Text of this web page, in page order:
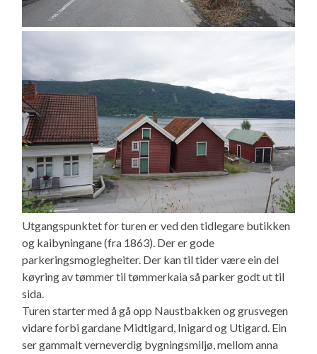
Utgangspunktet for turen er ved den tidlegare butikken
og kaibyningane (fra 1863). Der er gode
parkeringsmoglegheiter. Der kan til tider være ein del
køyring av tømmer til tømmerkaia så parker godt ut til
sida.
Turen starter med å gå opp Naustbakken og grusvegen
vidare forbi gardane Midtigard, Inigard og Utigard. Ein
ser gammalt verneverdig bygningsmiljø, mellom anna